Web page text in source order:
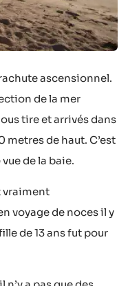
ascensionnel.
de la mer
tire et arrivés dans
metres de haut. C’est
de la baie.
vraiment
voyage de noces il y
de 13 ans fut pour